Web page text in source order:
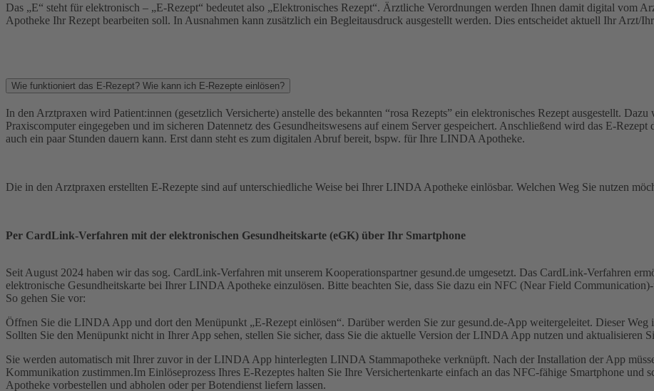
Das „E“ steht für elektronisch – „E-Rezept“ bedeutet also „Elektronisches Rezept“. Ärztliche Verordnungen werden Ihnen damit digital vom
Apotheke Ihr Rezept bearbeiten soll. In Ausnahmen kann zusätzlich ein Begleitausdruck ausgestellt werden. Dies entscheidet aktuell Ihr Arzt/
Wie funktioniert das E-Rezept? Wie kann ich E-Rezepte einlösen?
In den Arztpraxen wird Patient:innen (gesetzlich Versicherte) anstelle des bekannten “rosa Rezepts” ein elektronisches Rezept ausgestellt.
Praxiscomputer eingegeben und im sicheren Datennetz des Gesundheitswesens auf einem Server gespeichert. Anschließend wird das E-
auch ein paar Stunden dauern kann. Erst dann steht es zum digitalen Abruf bereit, bspw. für Ihre LINDA Apotheke.
Die in den Arztpraxen erstellten E-Rezepte sind auf unterschiedliche Weise bei Ihrer LINDA Apotheke einlösbar. Welchen Weg Sie nutzen
Per CardLink-Verfahren mit der elektronischen Gesundheitskarte (eGK) über Ihr Smartphone
Seit August 2024 haben wir das sog. CardLink-Verfahren mit unserem Kooperationspartner gesund.de umgesetzt. Das CardLink-Verfahren
elektronische Gesundheitskarte bei Ihrer LINDA Apotheke einzulösen. Bitte beachten Sie, dass Sie dazu ein NFC (Near Field
So gehen Sie vor:
Öffnen Sie die LINDA App und dort den Menüpunkt „E-Rezept einlösen“. Darüber werden Sie zur gesund.de-App weitergeleitet. Dieser Weg
Sollten Sie den Menüpunkt nicht in Ihrer App sehen, stellen Sie sicher, dass Sie die aktuelle Version der LINDA App nutzen und aktualisieren
Sie werden automatisch mit Ihrer zuvor in der LINDA App hinterlegten LINDA Stammapotheke verknüpft. Nach der Installation der App
Kommunikation zustimmen.Im Einlöseprozess Ihres E-Rezeptes halten Sie Ihre Versichertenkarte einfach an das NFC-fähige Smartphone
Apotheke vorbestellen und abholen oder per Botendienst liefern lassen.